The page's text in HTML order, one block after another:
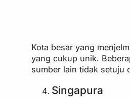
Kota besar yang
yang cukup unik.
sumber lain tidak setuju
Singapura